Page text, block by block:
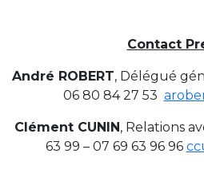
Contact
André ROBERT, Délégué
06 80 84 27 53
Clément CUNIN, Relations
63 99 – 07 69 63 96 96